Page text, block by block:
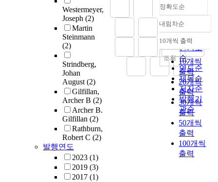
Westermeyer,
Joseph (2)
Martin
Steinmann
(2)
Strindberg,
Johan
August(2)
Gilfillan,
Archer B (2)
Archer B.
Gilfillan (2)
Rathburn,
Robert C (2)
발행연도
2023 (1)
2019 (3)
2017 (1)
정확도순
정확도
순
인기도
순
연도순
제목순
저자순
발행기
관순
내림차순
내림차순
10개씩 출력
10개씩
출력
20개씩
출력
30개씩
출력
50개씩
출력
100개씩
출력
조회